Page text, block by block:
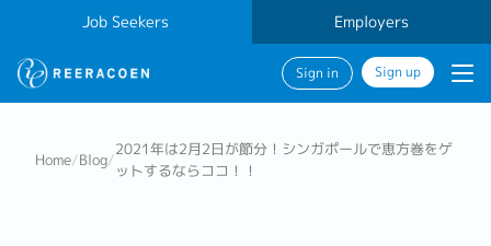
Job Seekers Employers
Sign in Sign up
Home/Blog/
2021年は2月2日が節分！シンガポールで恵方巻をゲ
ットするならココ！！